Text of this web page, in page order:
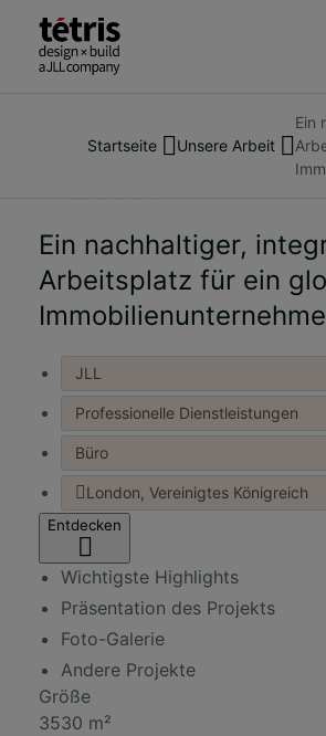
Dienstleistungen
Kontakt
Startseite Unsere Arbeit
Ein
nach
Nachrichten
und
Erkenntnissen
Kundenbericht
Ein nachhaltiger,
Arbeitsplatz für ein
JLL
Professionelle Dienstleistungen
Büro
London, Vereinigtes Königreich
Entdecken
Wichtigste Highlights
Präsentation des Projekts
Foto-Galerie
Andere Projekte
Größe
3530 m²